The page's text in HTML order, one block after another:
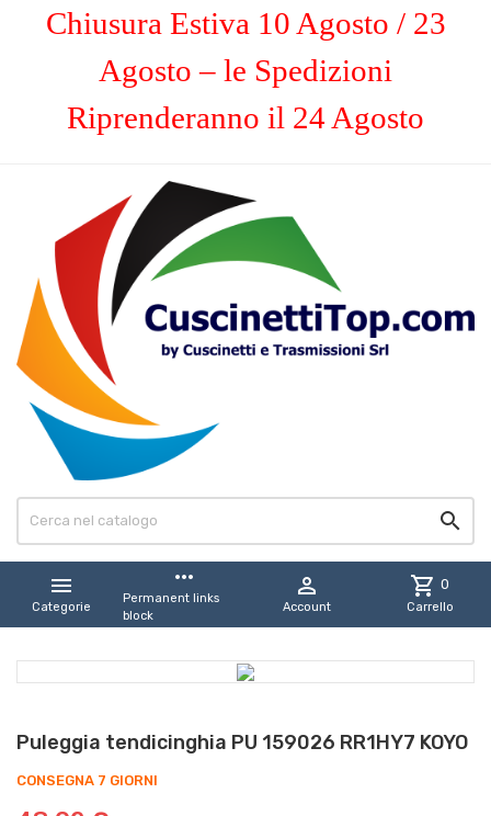
Chiusura Estiva 10 Agosto / 23
Agosto – le Spedizioni
Riprenderanno il 24 Agosto


Categorie
more_horiz
Permanent links
block

Account
shopping_cart 0
Carrello
Puleggia tendicinghia PU 159026 RR1HY7 KOYO
CONSEGNA 7 GIORNI